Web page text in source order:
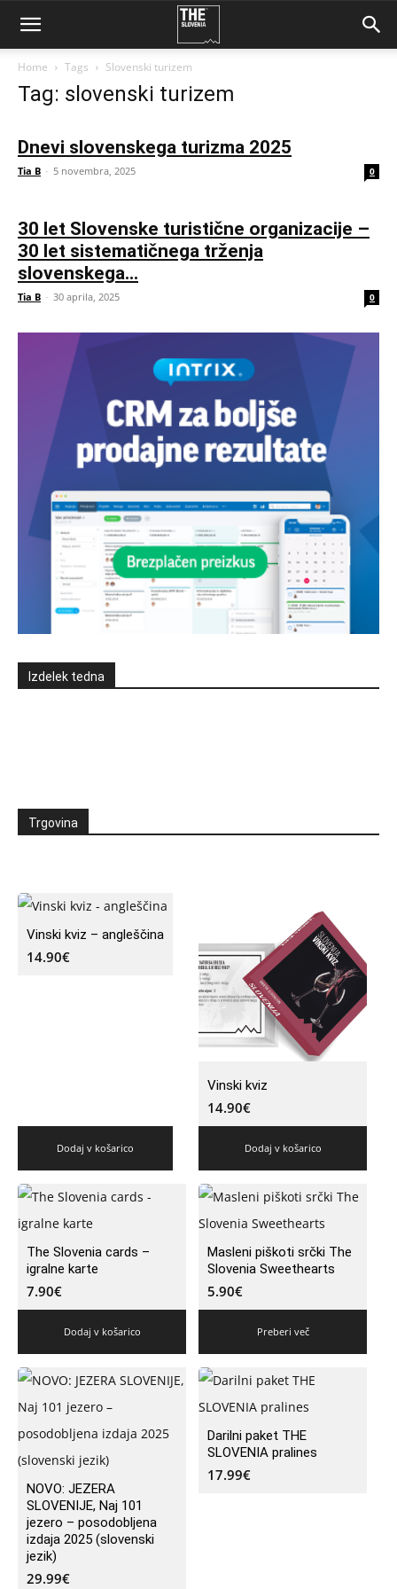
Home Tags Slovenski turizem
Tag: slovenski turizem
Dnevi slovenskega turizma 2025
Tia B - 5 novembra, 2025 0
30 let Slovenske turistične organizacije –
30 let sistematičnega trženja
slovenskega...
Tia B - 30 aprila, 2025 0
Izdelek tedna
Trgovina
Vinski kviz – angleščina
14.90€
Dodaj v košarico
Vinski kviz
14.90€
Dodaj v košarico
The Slovenia cards –
igralne karte
7.90€
Dodaj v košarico
Masleni piškoti srčki The
Slovenia Sweethearts
5.90€
Preberi več
NOVO: JEZERA
SLOVENIJE, Naj 101
jezero – posodobljena
izdaja 2025 (slovenski
jezik)
29.99€
Darilni paket THE
SLOVENIA pralines
17.99€